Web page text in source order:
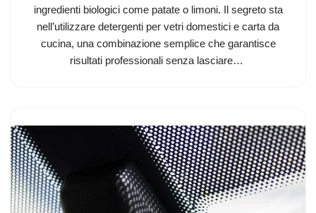
ingredienti biologici come patate o limoni. Il segreto sta
nell’utilizzare detergenti per vetri domestici e carta da
cucina, una combinazione semplice che garantisce
risultati professionali senza lasciare…